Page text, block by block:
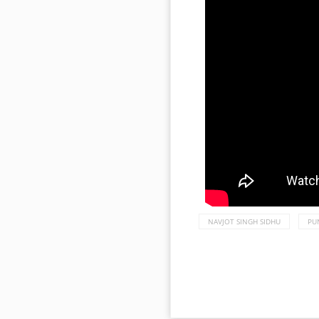
NAVJOT SINGH SIDHU